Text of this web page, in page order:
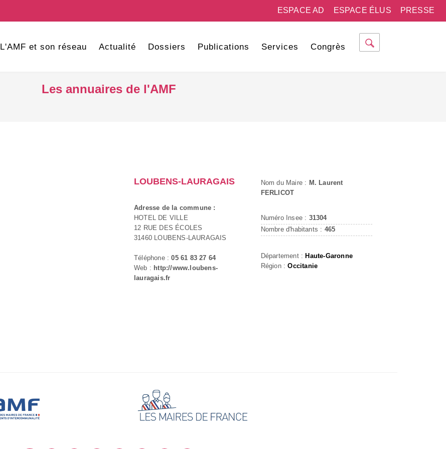
PRESSE
ESPACE ÉLUS
ESPACE AD
L'AMF et son réseau Actualité Dossiers Publications Services Congrès
Les annuaires de l'AMF
LOUBENS-LAURAGAIS
Adresse de la commune :
HOTEL DE VILLE
12 RUE DES ÉCOLES
31460 LOUBENS-LAURAGAIS
Téléphone :05 61 83 27 64
Web : http://www.loubens-
lauragais.fr
Nom du Maire : M. Laurent
FERLICOT
Numéro Insee : 31304
Nombre d'habitants : 465
Département : Haute-Garonne
Région :Occitanie